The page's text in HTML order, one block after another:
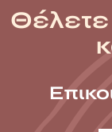
Θέλετε